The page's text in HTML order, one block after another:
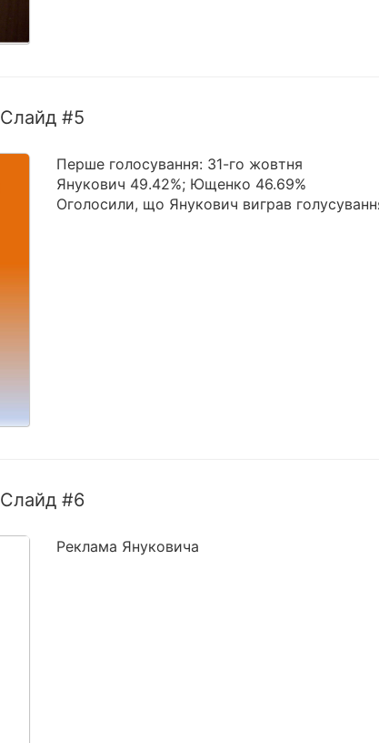
Слайд #5
Перше голосування: 31-го жовтня
Янукович 49.42%; Ющенко 46.69%
Оголосили, що Янукович виграв
Слайд #6
Реклама Януковича